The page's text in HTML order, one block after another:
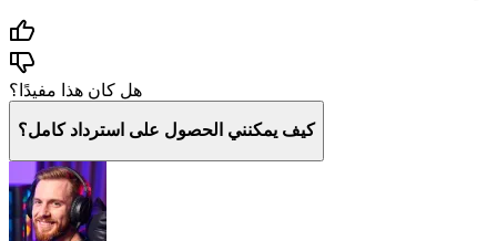
هل كان هذا مفيدًا؟
كيف يمكنني الحصول على استرداد كامل؟